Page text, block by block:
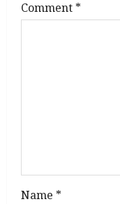
g
Comment *
Name *